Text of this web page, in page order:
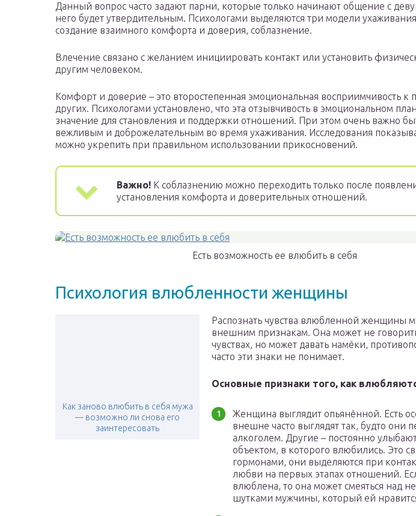
Данный вопрос часто задают парни, которые только начинают общение с
него будет утвердительным. Психологами выделяются три модели
создание взаимного комфорта и доверия, соблазнение.
Влечение связано с желанием инициировать контакт или установить
другим человеком.
Комфорт и доверие – это второстепенная эмоциональная восприимчивость к
других. Психологами установлено, что эта отзывчивость в эмоциональном
значение для становления и поддержки отношений. При этом очень важно
вежливым и доброжелательным во время ухаживания. Исследования
можно укрепить при правильном использовании прикосновений.
Важно! К соблазнению можно переходить только после
установления комфорта и доверительных отношений.
Есть возможность ее влюбить в себя
Психология влюбленности женщины
Как заново влюбить в себя мужа
— возможно ли снова его
заинтересовать
Распознать чувства влюбленной женщины
внешним признакам. Она может не
чувствах, но может давать намёки,
часто эти знаки не понимает.
Основные признаки того, как
Женщина выглядит опьянённой. Есть
внешне часто выглядят так, будто они
алкоголем. Другие – постоянно
объектом, в которого влюбились. Это
гормонами, они выделяются при
любви на первых этапах отношений.
влюблена, то она может смеяться над
шутками мужчины, который ей